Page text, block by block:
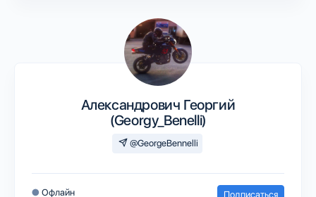
Александрович Георгий
(Georgy_Benelli)
@GeorgeBennelli
● Офлайн Подписаться